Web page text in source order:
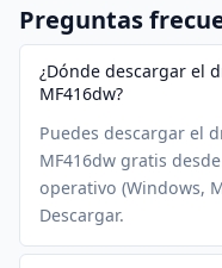
Preguntas
¿Dónde descargar el
MF416dw?
Puedes descargar el
MF416dw gratis
operativo (Windows,
Descargar.